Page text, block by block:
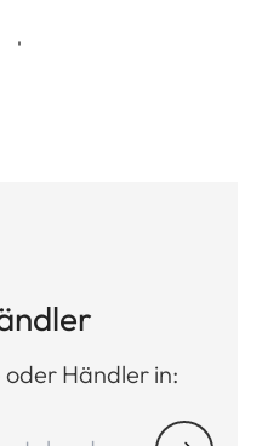
oder Händler in: